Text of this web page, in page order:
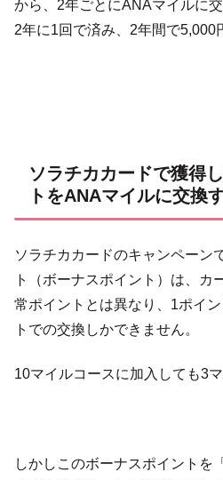
から、2年ごとにANAマイルに
2年に1回で済み、2年間で5,000
ソラチカカードで獲得
トをANAマイルに交換
ソラチカカードのキャンペーン
ト（ボーナスポイント）は、カ
常ポイントとは異なり、1ポイ
トでの交換しかできません。
10マイルコースに加入しても3マ
しかしこのボーナスポイントを